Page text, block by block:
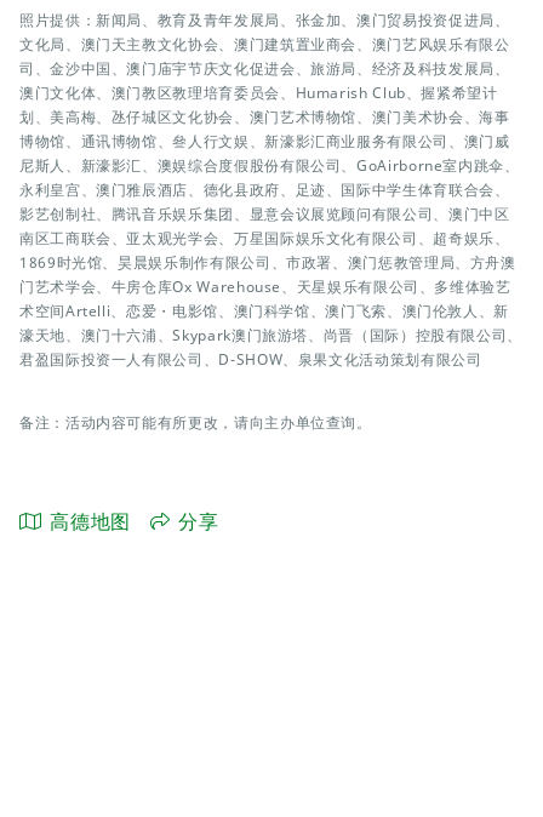
照片提供：新闻局、教育及青年发展局、张金加、澳门贸易投资促进局、
文化局、澳门天主教文化协会、澳门建筑置业商会、澳门艺风娱乐有限公
司、金沙中国、澳门庙宇节庆文化促进会、旅游局、经济及科技发展局、
澳门文化体、澳门教区教理培育委员会、Humarish Club、握紧希望计
划、美高梅、氹仔城区文化协会、澳门艺术博物馆、澳门美术协会、海事
博物馆、通讯博物馆、叄人行文娱、新濠影汇商业服务有限公司、澳门威
尼斯人、新濠影汇、澳娱综合度假股份有限公司、GoAirborne室内跳伞、
永利皇宫、澳门雅辰酒店、德化县政府、足迹、国际中学生体育联合会、
影艺创制社、腾讯音乐娱乐集团、显意会议展览顾问有限公司、澳门中区
南区工商联会、亚太观光学会、万星国际娱乐文化有限公司、超奇娱乐、
1869时光馆、昊晨娱乐制作有限公司、市政署、澳门惩教管理局、方舟澳
门艺术学会、牛房仓库Ox Warehouse、天星娱乐有限公司、多维体验艺
术空间Artelli、恋爱・电影馆、澳门科学馆、澳门飞索、澳门伦敦人、新
濠天地、澳门十六浦、Skypark澳门旅游塔、尚晋（国际）控股有限公司、
君盈国际投资一人有限公司、D-SHOW、泉果文化活动策划有限公司
备注：活动内容可能有所更改，请向主办单位查询。
高德地图 分享